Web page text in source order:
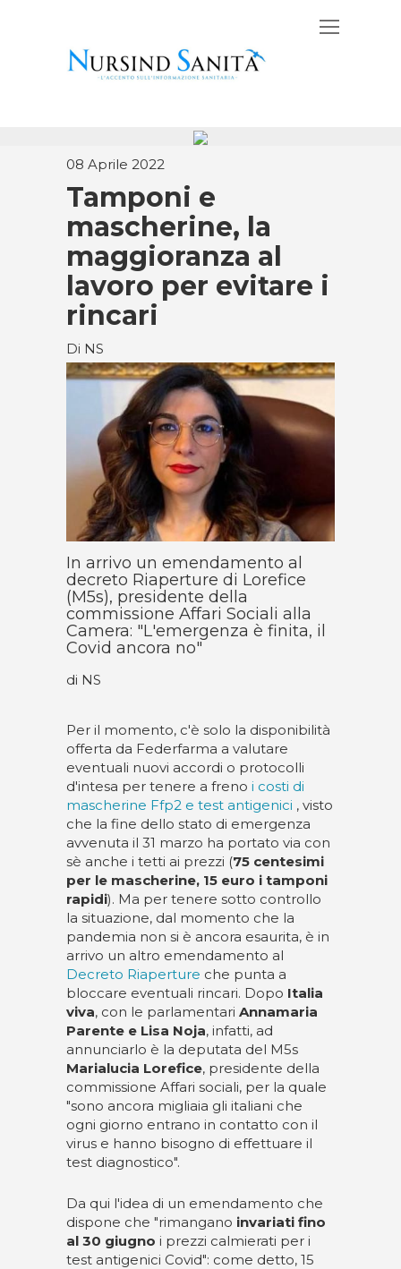
08 Aprile 2022
Tamponi e
mascherine, la
maggioranza al
lavoro per evitare i
rincari
Di NS
In arrivo un emendamento al
decreto Riaperture di Lorefice
(M5s), presidente della
commissione Affari Sociali alla
Camera: "L'emergenza è finita, il
Covid ancora no"
di NS
Per il momento, c'è solo la disponibilità
offerta da Federfarma a valutare
eventuali nuovi accordi o protocolli
d'intesa per tenere a freno i costi di
mascherine Ffp2 e test antigenici , visto
che la fine dello stato di emergenza
avvenuta il 31 marzo ha portato via con
sè anche i tetti ai prezzi (75 centesimi
per le mascherine, 15 euro i tamponi
rapidi). Ma per tenere sotto controllo
la situazione, dal momento che la
pandemia non si è ancora esaurita, è in
arrivo un altro emendamento al
Decreto Riaperture che punta a
bloccare eventuali rincari. Dopo Italia
viva, con le parlamentari Annamaria
Parente e Lisa Noja, infatti, ad
annunciarlo è la deputata del M5s
Marialucia Lorefice, presidente della
commissione Affari sociali, per la quale
"sono ancora migliaia gli italiani che
ogni giorno entrano in contatto con il
virus e hanno bisogno di effettuare il
test diagnostico".
Da qui l'idea di un emendamento che
dispone che "rimangano invariati fino
al 30 giugno i prezzi calmierati per i
test antigenici Covid": come detto, 15